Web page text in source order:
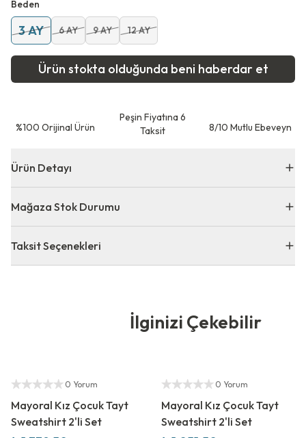
Beden
3 AY 6 AY 9 AY 12 AY
Ürün stokta olduğunda beni haberdar et
⁠%100 Orijinal Ürün
Peşin Fiyatına 6
Taksit
8/10 Mutlu Ebeveyn
Ürün Detayı
Mağaza Stok Durumu
Taksit Seçenekleri
İlginizi Çekebilir
Yetkili Satıcı
0 Yorum
Mayoral Kız Çocuk Tayt
Sweatshirt 2'li Set
Yetkili Satıcı
0 Yorum
Mayoral Kız Çocuk Tayt
Sweatshirt 2'li Set